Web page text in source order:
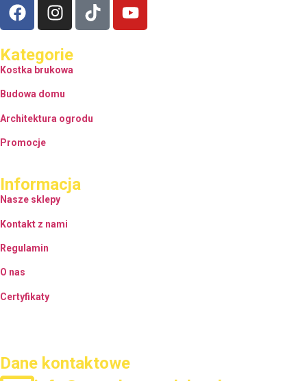
Kategorie
Kostka brukowa
Budowa domu
Architektura ogrodu
Promocje
Informacja
Nasze sklepy
Kontakt z nami
Regulamin
O nas
Certyfikaty
Dane kontaktowe